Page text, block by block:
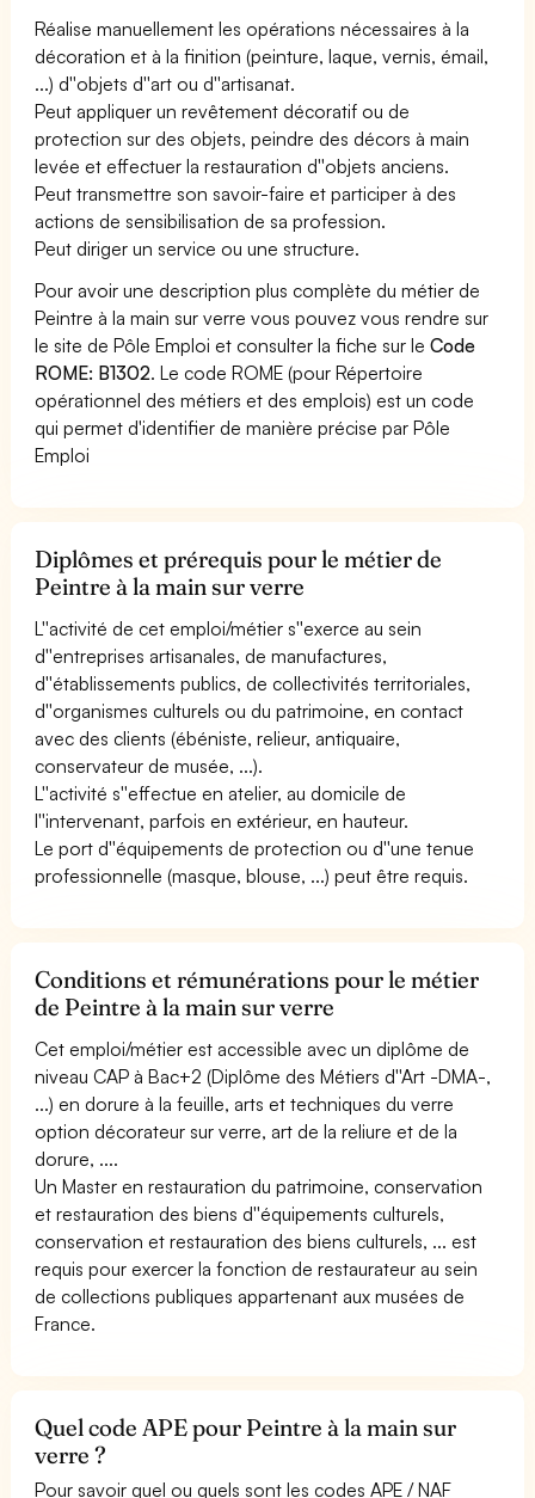
Réalise manuellement les opérations nécessaires à la
décoration et à la finition (peinture, laque, vernis, émail,
...) d''objets d''art ou d''artisanat.
Peut appliquer un revêtement décoratif ou de
protection sur des objets, peindre des décors à main
levée et effectuer la restauration d''objets anciens.
Peut transmettre son savoir-faire et participer à des
actions de sensibilisation de sa profession.
Peut diriger un service ou une structure.
Pour avoir une description plus complète du métier de
Peintre à la main sur verre vous pouvez vous rendre sur
le site de Pôle Emploi et consulter la fiche sur leCode
ROME: B1302. Le code ROME (pour Répertoire
opérationnel des métiers et des emplois) est un code
qui permet d'identifier de manière précise par Pôle
Emploi
Diplômes et prérequis pour le métier de
Peintre à la main sur verre
L''activité de cet emploi/métier s''exerce au sein
d''entreprises artisanales, de manufactures,
d''établissements publics, de collectivités territoriales,
d''organismes culturels ou du patrimoine, en contact
avec des clients (ébéniste, relieur, antiquaire,
conservateur de musée, ...).
L''activité s''effectue en atelier, au domicile de
l''intervenant, parfois en extérieur, en hauteur.
Le port d''équipements de protection ou d''une tenue
professionnelle (masque, blouse, ...) peut être requis.
Conditions et rémunérations pour le métier
de Peintre à la main sur verre
Cet emploi/métier est accessible avec un diplôme de
niveau CAP à Bac+2 (Diplôme des Métiers d''Art -DMA-,
...) en dorure à la feuille, arts et techniques du verre
option décorateur sur verre, art de la reliure et de la
dorure, ....
Un Master en restauration du patrimoine, conservation
et restauration des biens d''équipements culturels,
conservation et restauration des biens culturels, ... est
requis pour exercer la fonction de restaurateur au sein
de collections publiques appartenant aux musées de
France.
Quel code APE pour Peintre à la main sur
verre ?
Pour savoir quel ou quels sont les codes APE / NAF